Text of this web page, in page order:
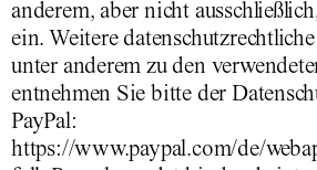
anderem, aber nicht
ein. Weitere
unter anderem zu den
entnehmen Sie bitte der
PayPal:
https://www.paypal.com/de/